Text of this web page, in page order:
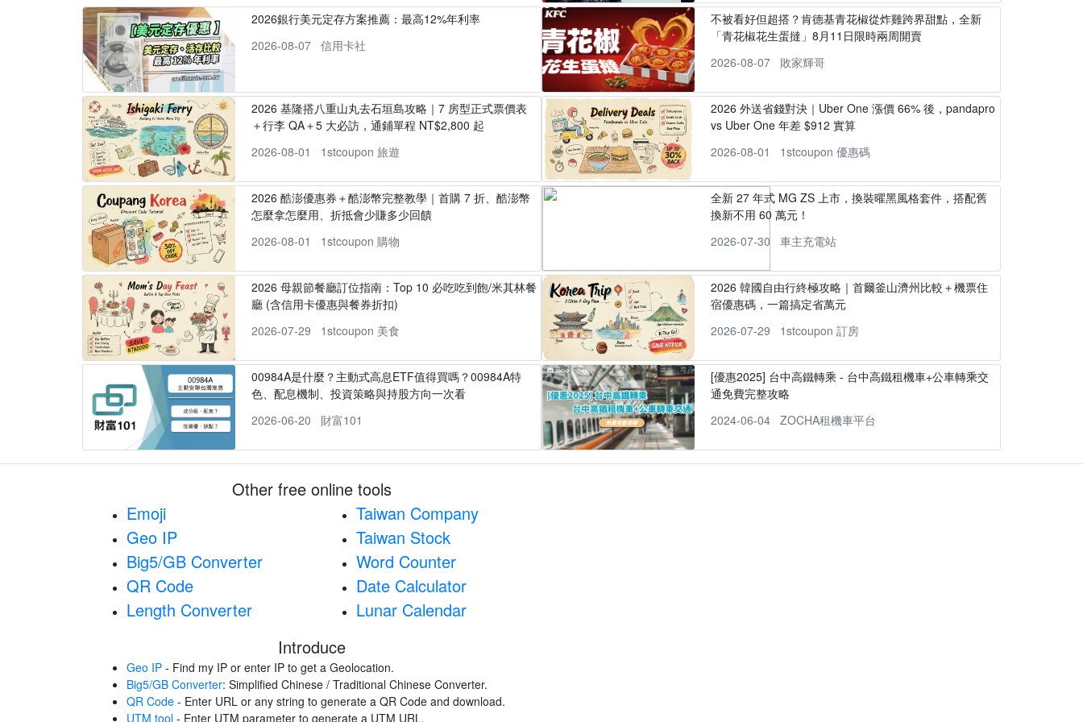
2026銀行美元定存方案推薦：最高12%年利率
2026-08-07
信用卡社
不被看好但超搭？肯德基青花椒從炸雞跨界甜點，全新
「青花椒花生蛋撻」8月11日限時兩周開賣
2026-08-07
敗家輝哥
2026 基隆搭八重山丸去石垣島攻略｜7 房型正式票價表
＋行李 QA＋5 大必訪，通鋪單程 NT$2,800 起
2026-08-01
1stcoupon 旅遊
2026 外送省錢對決｜Uber One 漲價 66% 後，pandapro
vs Uber One 年差 $912 實算
2026-08-01
1stcoupon 優惠碼
2026 酷澎優惠券＋酷澎幣完整教學｜首購 7 折、酷澎幣
怎麼拿怎麼用、折抵會少賺多少回饋
2026-08-01
1stcoupon 購物
全新 27 年式 MG ZS 上市，換裝曜黑風格套件，搭配舊
換新不用 60 萬元！
2026-07-30
車主充電站
2026 母親節餐廳訂位指南：Top 10 必吃吃到飽/米其林餐
廳 (含信用卡優惠與餐券折扣)
2026-07-29
1stcoupon 美食
2026 韓國自由行終極攻略｜首爾釜山濟州比較＋機票住
宿優惠碼，一篇搞定省萬元
2026-07-29
1stcoupon 訂房
00984A是什麼？主動式高息ETF值得買嗎？00984A特
色、配息機制、投資策略與持股方向一次看
2026-06-20
財富101
[優惠2025] 台中高鐵轉乘 - 台中高鐵租機車+公車轉乘交
通免費完整攻略
2024-06-04
ZOCHA租機車平台
Other free online tools
Emoji
Geo IP
Big5/GB Converter
QR Code
Length Converter
Taiwan Company
Taiwan Stock
Word Counter
Date Calculator
Lunar Calendar
Introduce
Geo IP - Find my IP or enter IP to get a Geolocation.
Big5/GB Converter: Simplified Chinese / Traditional Chinese Converter.
QR Code - Enter URL or any string to generate a QR Code and download.
UTM tool - Enter UTM parameter to generate a UTM URL.